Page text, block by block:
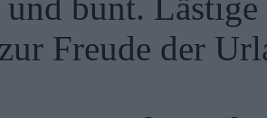
Freude der